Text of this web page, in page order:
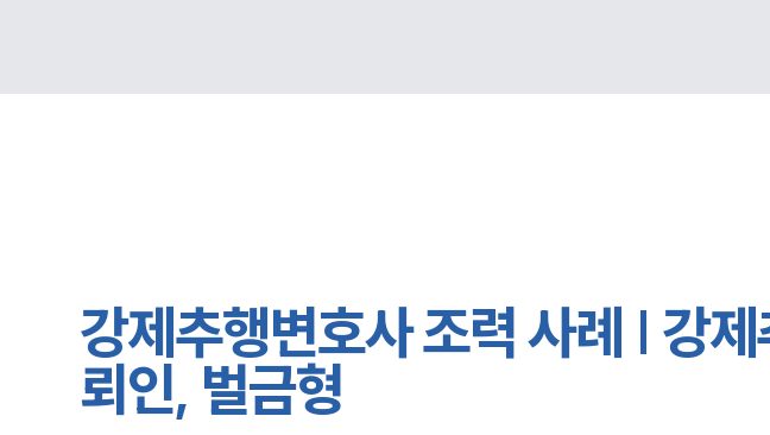
강제추행변호사 조력 사례 | 강제
뢰인, 벌금형